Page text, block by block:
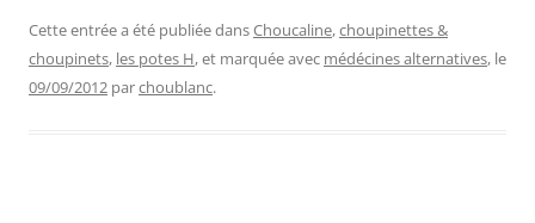
Cette entrée a été publiée dansChoucaline,choupinettes &
choupinets, les potes H, et marquée avec médécines alternatives, le
09/09/2012 parchoublanc.